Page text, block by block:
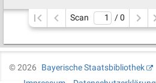
Scan / 0
©2026
Bayerische Staatsbibliothek